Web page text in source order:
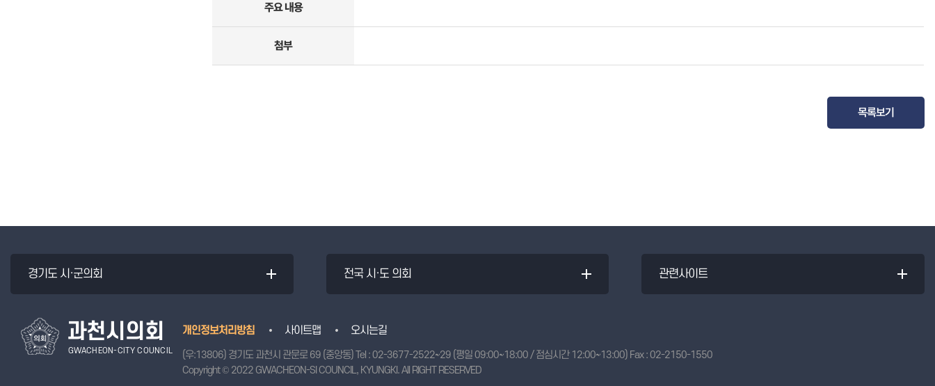
주요 내용
첨부
목록보기
경기도 시·군의회 전국 시·도 의회 관련사이트
과천시의회
GWACHEON-CITY COUNCIL
개인정보처리방침 사이트맵 오시는길
(우:13806) 경기도 과천시 관문로 69 (중앙동)Tel :02-3677-2522~29 (평일 09:00~18:00 / 점심시간 12:00~13:00) Fax : 02-2150-1550
Copyright © 2022 GWACHEON-SI COUNCIL, KYUNGKI.All RIGHT RESERVED